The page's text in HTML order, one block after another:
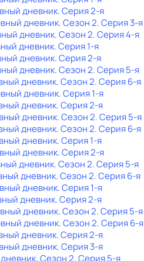
дневник. Серия 2-я
дневник. Сезон 2. Серия 3-я
дневник. Сезон 2. Серия 4-я
дневник. Серия 1-я
дневник. Серия 2-я
дневник. Сезон 2. Серия 5-я
дневник. Сезон 2. Серия 6-я
дневник. Серия 1-я
дневник. Серия 2-я
дневник. Сезон 2. Серия 5-я
дневник. Сезон 2. Серия 6-я
дневник. Серия 1-я
дневник. Серия 2-я
дневник. Сезон 2. Серия 5-я
дневник. Сезон 2. Серия 6-я
дневник. Серия 1-я
дневник. Серия 2-я
дневник. Сезон 2. Серия 5-я
дневник. Сезон 2. Серия 6-я
дневник. Серия 2-я
дневник. Серия 3-я
. Сезон 2. Серия 5-я